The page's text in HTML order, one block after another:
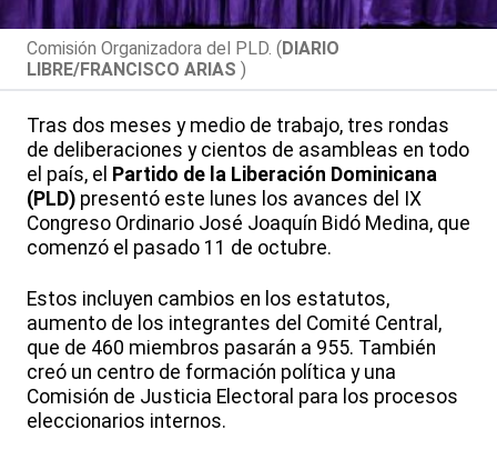
Comisión Organizadora del PLD. (DIARIO
LIBRE/FRANCISCO ARIAS )
Tras dos meses y medio de trabajo, tres rondas
de deliberaciones y cientos de asambleas en todo
el país, el Partido de la Liberación Dominicana
(PLD) presentó este lunes los avances del IX
Congreso Ordinario José Joaquín Bidó Medina, que
comenzó el pasado 11 de octubre.
Estos incluyen cambios en los estatutos,
aumento de los integrantes del Comité Central,
que de 460 miembros pasarán a 955. También
creó un centro de formación política y una
Comisión de Justicia Electoral para los procesos
eleccionarios internos.